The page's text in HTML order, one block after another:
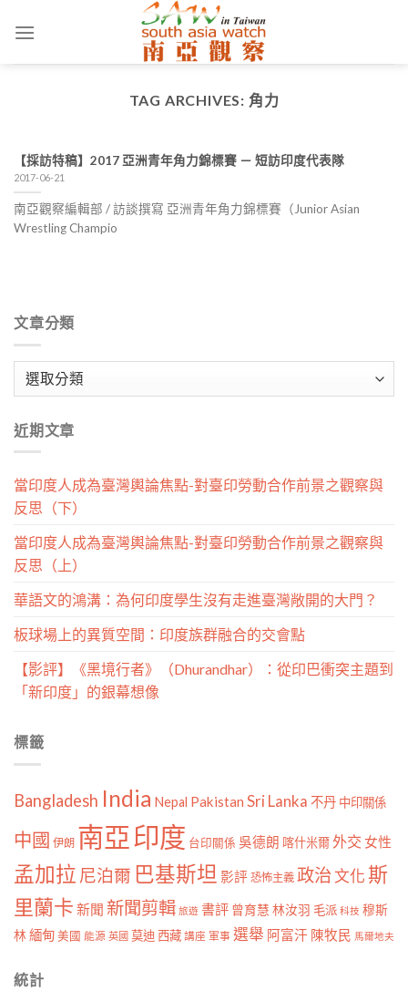
TAG ARCHIVES: 角力
【採訪特稿】2017 亞洲青年角力錦標賽 － 短訪印度代表隊
2017-06-21
南亞觀察編輯部 / 訪談撰寫 亞洲青年角力錦標賽（Junior Asian
Wrestling Champio
文章分類
類
近期文章
當印度人成為臺灣輿論焦點-對臺印勞動合作前景之觀察與
反思（下）
當印度人成為臺灣輿論焦點-對臺印勞動合作前景之觀察與
反思（上）
華語文的鴻溝：為何印度學生沒有走進臺灣敞開的大門？
板球場上的異質空間：印度族群融合的交會點
【影評】《黑境行者》（Dhurandhar）：從印巴衝突主題到
「新印度」的銀幕想像
標籤
Bangladesh India Nepal Pakistan Sri Lanka 不丹 中印關係
中國 伊朗 南亞印度 台印關係 吳德朗 喀什米爾外交 女性
孟加拉 尼泊爾 巴基斯坦 影評 恐怖主義 政治文化斯
里蘭卡 新聞 新聞剪輯 旅遊 書評 曾育慧 林汝羽 毛派 科技 穆斯
林 緬甸 美國 能源 英國 莫迪 西藏 講座 軍事 選舉 阿富汗 陳牧民 馬爾地夫
統計